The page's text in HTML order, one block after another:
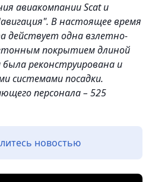
авиакомпании Scat и
В настоящее время
действует одна взлетно-
покрытием длиной
была реконструирована и
системами посадки.
персонала – 525
новостью